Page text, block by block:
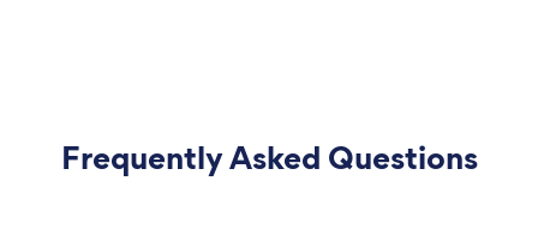
Frequently Asked Questions